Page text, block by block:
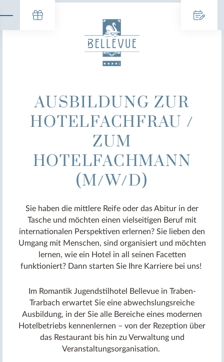
AUSBILDUNG ZUR
HOTELFACHFRAU /
ZUM
HOTELFACHMANN
(M/W/D)
Sie haben die mittlere Reife oder das Abitur in der
Tasche und möchten einen vielseitigen Beruf mit
internationalen Perspektiven erlernen? Sie lieben den
Umgang mit Menschen, sind organisiert und möchten
lernen, wie ein Hotel in all seinen Facetten
funktioniert? Dann starten Sie Ihre Karriere bei uns!
Im Romantik Jugendstilhotel Bellevue in Traben-
Trarbach erwartet Sie eine abwechslungsreiche
Ausbildung, in der Sie alle Bereiche eines modernen
Hotelbetriebs kennenlernen – von der Rezeption über
das Restaurant bis hin zu Verwaltung und
Veranstaltungsorganisation.